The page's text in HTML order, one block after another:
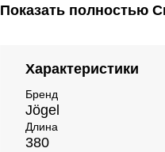
Показать полностью
Характеристики
Бренд
Jögel
Длина
380